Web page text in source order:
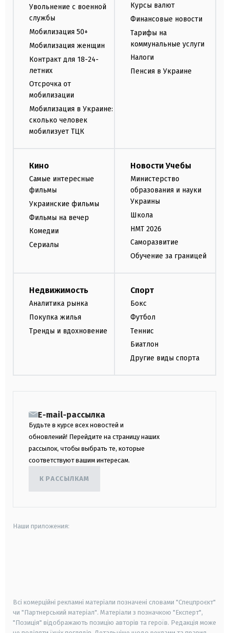
Увольнение с военной
службы
Мобилизация 50+
Мобилизация женщин
Контракт для 18-24-
летних
Отсрочка от
мобилизации
Мобилизация в Украине:
сколько человек
мобилизует ТЦК
Курсы валют
Финансовые новости
Тарифы на
коммунальные услуги
Налоги
Пенсия в Украине
Кино
Самые интересные
фильмы
Украинские фильмы
Фильмы на вечер
Комедии
Сериалы
Новости Учебы
Министерство
образования и науки
Украины
Школа
НМТ 2026
Саморазвитие
Обучение за границей
Недвижимость
Аналитика рынка
Покупка жилья
Тренды и вдохновение
Спорт
Бокс
Футбол
Теннис
Биатлон
Другие виды спорта
E-mail-рассылка
Будьте в курсе всех новостей и
обновлений! Перейдите на страницу наших
рассылок, чтобы выбрать те, которые
соответствуют вашим интересам.
К РАССЫЛКАМ
Наши приложения:
Всі комерційні рекламні матеріали позначені словами "Спецпроєкт"
чи "Партнерський матеріал". Матеріали з позначкою "Експерт",
"Позиція" відображають позицію авторів та героїв. Редакція може